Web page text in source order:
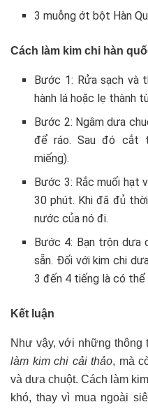
3 muỗng ớt bột Hàn
Cách làm kim chi hàn
Bước 1: Rửa sạch và
hành lá hoặc lẹ thành
Bước 2: Ngâm dưa
để ráo. Sau đó cắt
miếng).
Bước 3: Rắc muối hạt
30 phút. Khi đã đủ
nước của nó đi.
Bước 4: Bạn trộn dưa
sẵn. Đối với kim chi
3 đến 4 tiếng là có
Kết luận
Như vậy, với những thông
làm kim chi cải thảo, mà
và dưa chuột. Cách làm
khó, thay vì mua ngoài